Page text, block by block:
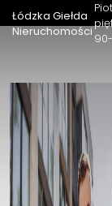
Łódzka Giełda
Nieruchomości
90-